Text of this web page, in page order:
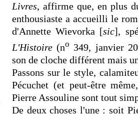
Livres, affirme que, en plus
enthousiaste a accueilli le
d'Annette Wievorka [sic],
L'Histoire (no 349, janvier
son de cloche différent mais
Passons sur le style,
Pécuchet (et peut-être
Pierre Assouline sont tout
De deux choses l'une : soit